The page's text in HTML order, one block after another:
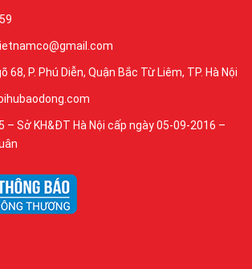
68, P. Phú Diễn, Quận Bắc Từ Liêm, TP. Hà Nội
– Sở KH&ĐT Hà Nội cấp ngày 05-09-2016 –